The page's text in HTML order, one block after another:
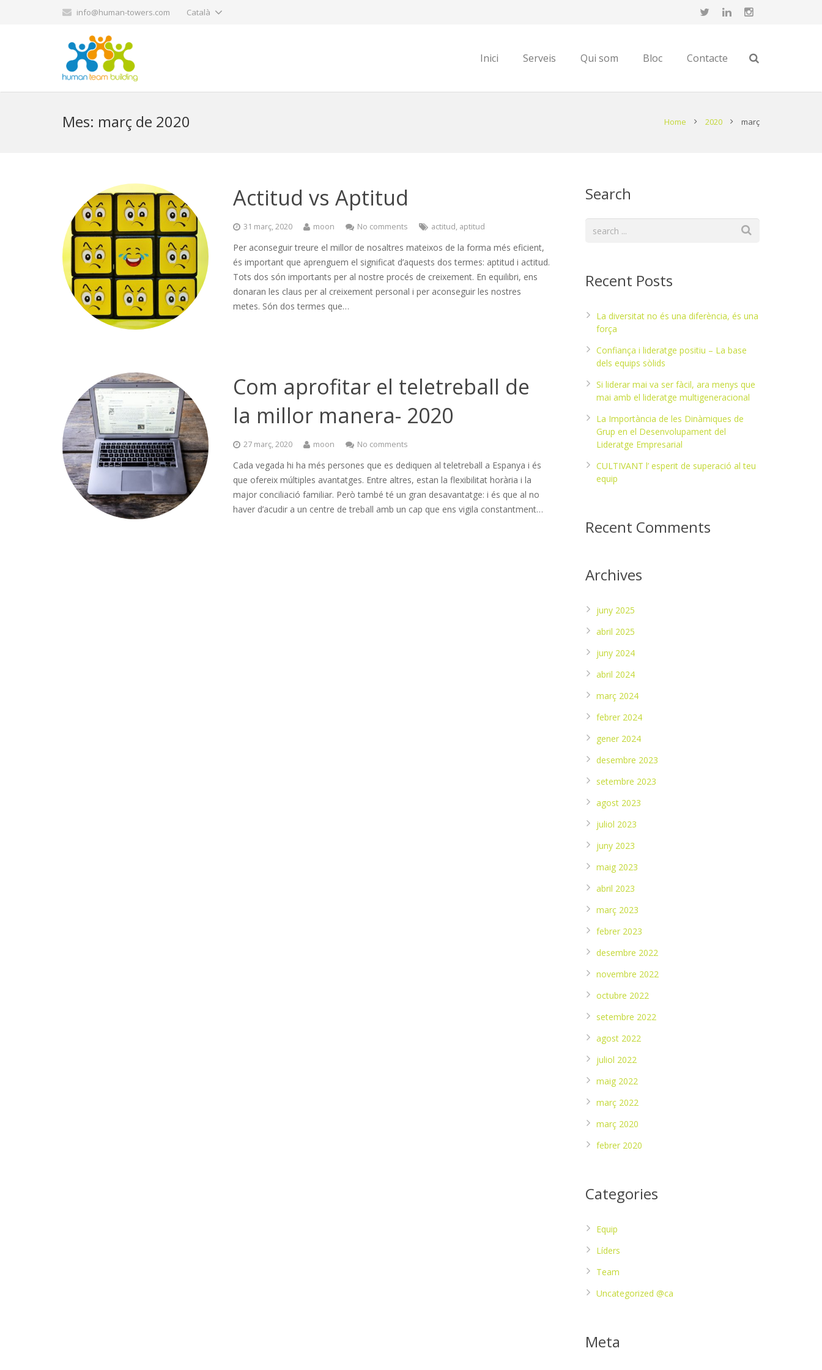
info@human-towers.com Català
Inici Serveis Qui som Bloc Contacte
Mes: març de 2020 Home 2020 març
Actitud vs Aptitud
31 març, 2020 moon No comments actitud, aptitud
Per aconseguir treure el millor de nosaltres mateixos de la forma més eficient,
és important que aprenguem el significat d’aquests dos termes: aptitud i actitud.
Tots dos són importants per al nostre procés de creixement. En equilibri, ens
donaran les claus per al creixement personal i per aconseguir les nostres
metes. Són dos termes que…
Com aprofitar el teletreball de
la millor manera- 2020
27 març, 2020 moon No comments
Cada vegada hi ha més persones que es dediquen al teletreball a Espanya i és
que ofereix múltiples avantatges. Entre altres, estan la flexibilitat horària i la
major conciliació familiar. Però també té un gran desavantatge: i és que al no
haver d’acudir a un centre de treball amb un cap que ens vigila constantment…
Search
Recent Posts
La diversitat no és una diferència, és una
força
Confiança i lideratge positiu – La base
dels equips sòlids
Si liderar mai va ser fàcil, ara menys que
mai amb el lideratge multigeneracional
La Importància de les Dinàmiques de
Grup en el Desenvolupament del
Lideratge Empresarial
CULTIVANT l’ esperit de superació al teu
equip
Recent Comments
Archives
juny 2025
abril 2025
juny 2024
abril 2024
març 2024
febrer 2024
gener 2024
desembre 2023
setembre 2023
agost 2023
juliol 2023
juny 2023
maig 2023
abril 2023
març 2023
febrer 2023
desembre 2022
novembre 2022
octubre 2022
setembre 2022
agost 2022
juliol 2022
maig 2022
març 2022
març 2020
febrer 2020
Categories
Equip
Líders
Team
Uncategorized @ca
Meta